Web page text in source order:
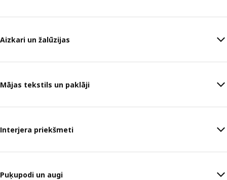
Aizkari un žalūzijas
Mājas tekstils un paklāji
Interjera priekšmeti
Puķupodi un augi